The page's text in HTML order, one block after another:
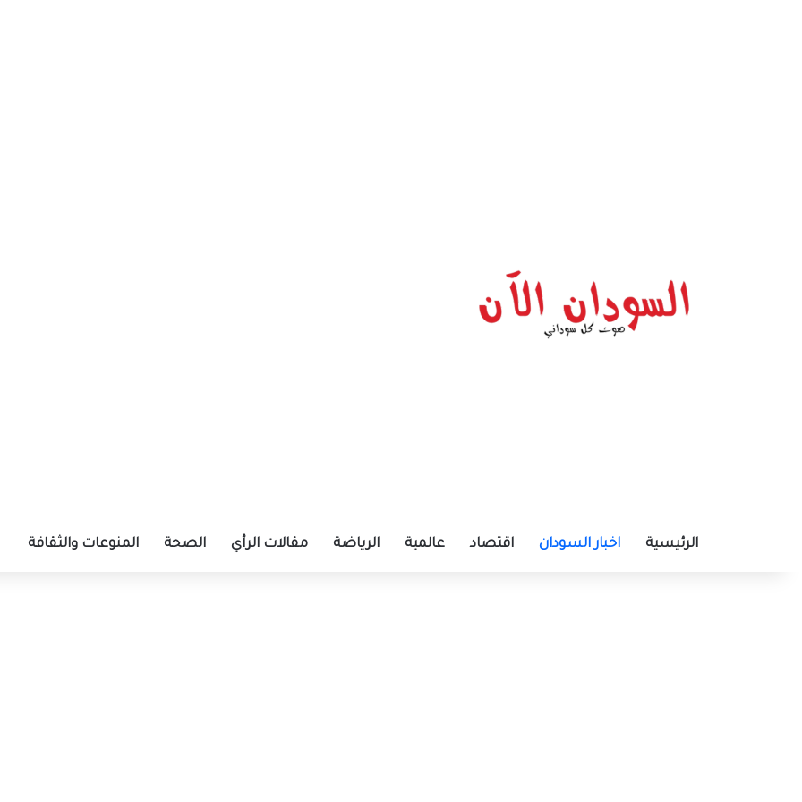
الرئيسية اخبار السودان اقتصاد عالمية الرياضة مقالات الرأي الصحة المنوعات والثقافة